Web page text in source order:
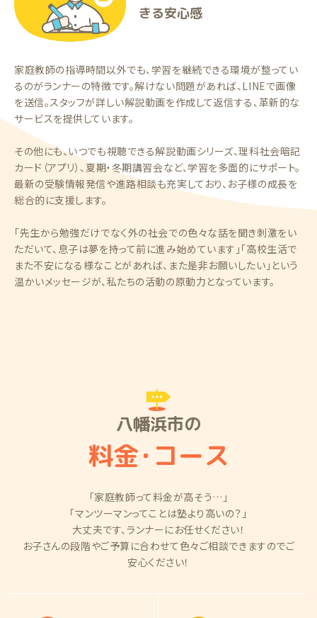
きる安心感
家庭教師の指導時間以外でも、学習を継続できる環境が整ってい
るのがランナーの特徴です。解けない問題があれば、LINEで画像
を送信。スタッフが詳しい解説動画を作成して返信する、革新的な
サービスを提供しています。
その他にも、いつでも視聴できる解説動画シリーズ、理科社会暗記
カード（アプリ）、夏期・冬期講習会など、学習を多面的にサポート。
最新の受験情報発信や進路相談も充実しており、お子様の成長を
総合的に支援します。
「先生から勉強だけでなく外の社会での色々な話を聞き刺激をい
ただいて、息子は夢を持って前に進み始めています」「高校生活で
また不安になる様なことがあれば、また是非お願いしたい」という
温かいメッセージが、私たちの活動の原動力となっています。
八幡浜市の
料金・コース
「家庭教師って料金が高そう…」
「マンツーマンってことは塾より高いの？」
大丈夫です、ランナーにお任せください！
お子さんの段階やご予算に合わせて色々ご相談できますのでご
安心ください！